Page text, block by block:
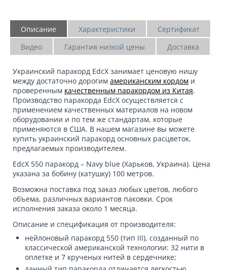
Описание Характеристики
Сертификат
Видео
Гарантия низкой цены Доставка
Украинский паракорд EdcX занимает ценовую нишу
между достаточно дорогим американским кордом и
проверенным качественным паракордом из Китая.
Производство паракорда EdcX осуществляется с
применением качественных материалов на новом
оборудовании и по тем же стандартам, которые
применяются в США. В нашем магазине вы можете
купить украинский паракорд основных расцветок,
предлагаемых производителем.
EdcX 550 паракорд – Navy blue (Харьков, Украина). Цена
указана за бобину (катушку) 100 метров.
Возможна поставка под заказ любых цветов, любого
объема, различных вариантов паковки. Срок
исполнения заказа около 1 месяца.
Описание и спецификация от производителя:
нейлоновый паракорд 550 (тип III), созданный по
классической американской технологии: 32 нити в
оплетке и 7 крученых нитей в сердечнике;